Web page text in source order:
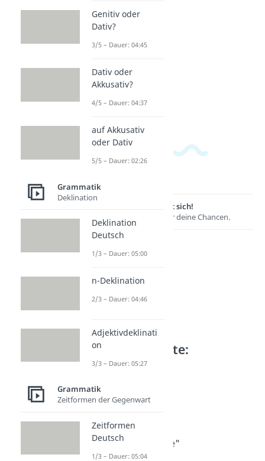
Komma
?
Lernen lohnt sich!
Entdecke hier deine Chancen.
Weitere Inhalte:
Grammatik
Komma vor "als"
Dauer: 03:45
Komma vor "bis"
Dauer: 02:34
Komma vor "sowie"
Dauer: 03:30
Genitiv oder
Dativ?
3/5 – Dauer: 04:45
Dativ oder
Akkusativ?
4/5 – Dauer: 04:37
auf Akkusativ
oder Dativ
5/5 – Dauer: 02:26
Grammatik
Deklination
Deklination
Deutsch
1/3 – Dauer: 05:00
n-Deklination
2/3 – Dauer: 04:46
Adjektivdeklinati
on
3/3 – Dauer: 05:27
Grammatik
Zeitformen der Gegenwart
Zeitformen
Deutsch
1/3 – Dauer: 05:04